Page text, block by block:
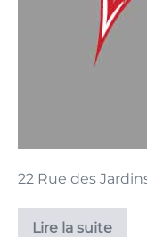
22 Rue des
Lire la suite